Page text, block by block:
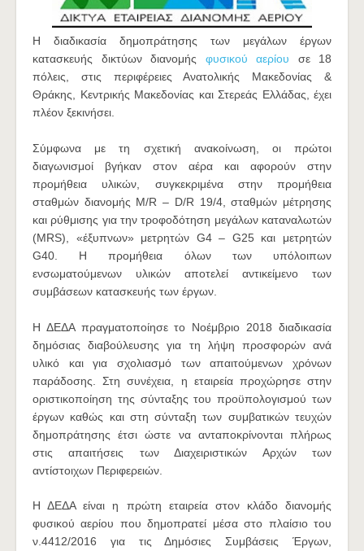
Η διαδικασία δημοπράτησης των μεγάλων έργων
κατασκευής δικτύων διανομής φυσικού αερίου σε 18
πόλεις, στις περιφέρειες Ανατολικής Μακεδονίας &
Θράκης, Κεντρικής Μακεδονίας και Στερεάς Ελλάδας, έχει
πλέον ξεκινήσει.
Σύμφωνα με τη σχετική ανακοίνωση, οι πρώτοι
διαγωνισμοί βγήκαν στον αέρα και αφορούν στην
προμήθεια υλικών, συγκεκριμένα στην προμήθεια
σταθμών διανομής M/R – D/R 19/4, σταθμών μέτρησης
και ρύθμισης για την τροφοδότηση μεγάλων καταναλωτών
(MRS), «έξυπνων» μετρητών G4 – G25 και μετρητών
G40. Η προμήθεια όλων των υπόλοιπων
ενσωματούμενων υλικών αποτελεί αντικείμενο των
συμβάσεων κατασκευής των έργων.
Η ΔΕΔΑ πραγματοποίησε το Νοέμβριο 2018 διαδικασία
δημόσιας διαβούλευσης για τη λήψη προσφορών ανά
υλικό και για σχολιασμό των απαιτούμενων χρόνων
παράδοσης. Στη συνέχεια, η εταιρεία προχώρησε στην
οριστικοποίηση της σύνταξης του προϋπολογισμού των
έργων καθώς και στη σύνταξη των συμβατικών τευχών
δημοπράτησης έτσι ώστε να ανταποκρίνονται πλήρως
στις απαιτήσεις των Διαχειριστικών Αρχών των
αντίστοιχων Περιφερειών.
Η ΔΕΔΑ είναι η πρώτη εταιρεία στον κλάδο διανομής
φυσικού αερίου που δημοπρατεί μέσα στο πλαίσιο του
ν.4412/2016 για τις Δημόσιες Συμβάσεις Έργων,